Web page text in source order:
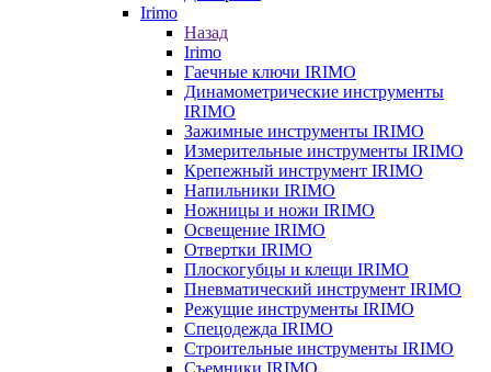
Irimo
Назад
Irimo
Гаечные ключи IRIMO
Динамометрические инструменты
IRIMO
Зажимные инструменты IRIMO
Измерительные инструменты IRIMO
Крепежный инструмент IRIMO
Напильники IRIMO
Ножницы и ножи IRIMO
Освещение IRIMO
Отвертки IRIMO
Плоскогубцы и клещи IRIMO
Пневматический инструмент IRIMO
Режущие инструменты IRIMO
Спецодежда IRIMO
Строительные инструменты IRIMO
Съемники IRIMO